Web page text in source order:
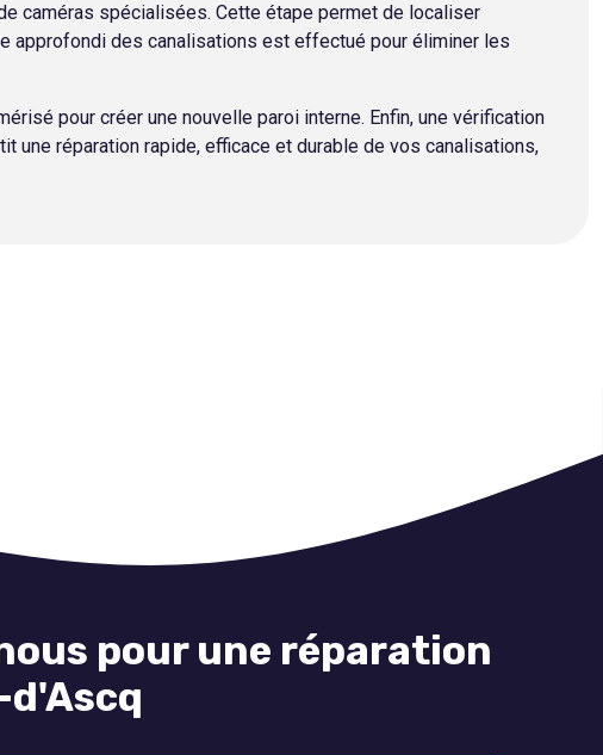
caméras spécialisées. Cette étape permet de localiser
approfondi des canalisations est effectué pour éliminer les
pour créer une nouvelle paroi interne. Enfin, une vérification
une réparation rapide, efficace et durable de vos canalisations,
pour une réparation
d'Ascq